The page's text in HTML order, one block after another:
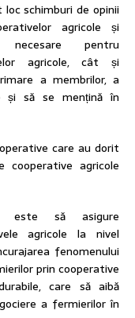
schimburi de opinii
agricole și
pentru
agricole, cât și
a membrilor, a
și să se mențină în
care au dorit
cooperative agricole
este să asigure
agricole la nivel
fenomenului
prin cooperative
care să aibă
a fermierilor în